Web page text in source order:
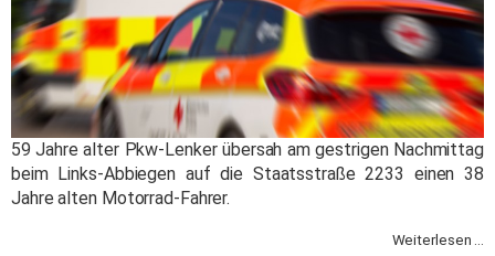
59 Jahre alter Pkw-Lenker übersah am gestrigen Nachmittag
beim Links-Abbiegen auf die Staatsstraße 2233 einen 38
Jahre alten Motorrad-Fahrer.
Weiterlesen ...